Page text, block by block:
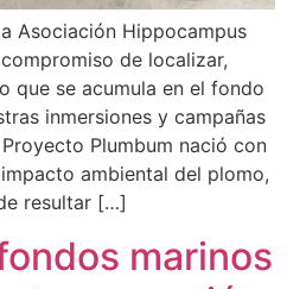
Asociación Hippocampus
de localizar,
que se acumula en el fondo
inmersiones y campañas
Plumbum nació con
ambiental del plomo,
resultar […]
marinos